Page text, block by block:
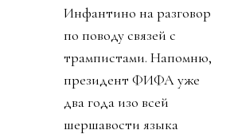
Инфантино на разговор
по поводу связей с
трампистами. Напомню,
президент ФИФА уже
два года изо всей
шершавости языка